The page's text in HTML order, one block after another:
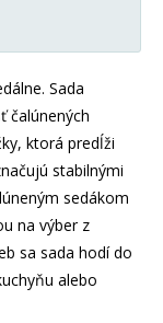
Sada
čalúnených
ktorá predĺži
stabilnými
sedákom
na výber z
sa sada hodí do
alebo